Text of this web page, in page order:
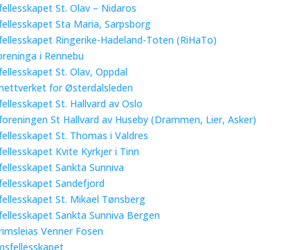
St. Olav – Nidaros
Sta Maria, Sarpsborg
Ringerike-Hadeland-Toten (RiHaTo)
i Rennebu
St. Olav, Oppdal
for Østerdalsleden
St. Hallvard av Oslo
St Hallvard av Huseby (Drammen, Lier, Asker)
St. Thomas i Valdres
Kvite Kyrkjer i Tinn
Sankta Sunniva
Sandefjord
St. Mikael Tønsberg
Sankta Sunniva Bergen
Venner Fosen